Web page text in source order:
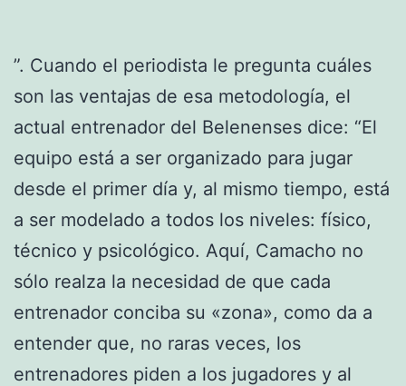
”. Cuando el periodista le pregunta cuáles
son las ventajas de esa metodología, el
actual entrenador del Belenenses dice: “El
equipo está a ser organizado para jugar
desde el primer día y, al mismo tiempo, está
a ser modelado a todos los niveles: físico,
técnico y psicológico. Aquí, Camacho no
sólo realza la necesidad de que cada
entrenador conciba su «zona», como da a
entender que, no raras veces, los
entrenadores piden a los jugadores y al